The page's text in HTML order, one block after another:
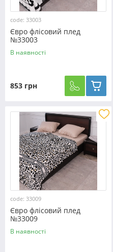
code: 33003
Євро флісовий плед
№33003
В наявності
853 грн
code: 33009
Євро флісовий плед
№33009
В наявності